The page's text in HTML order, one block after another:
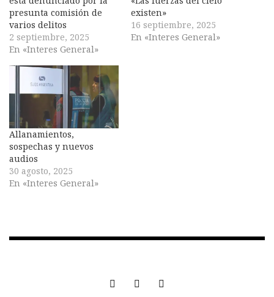
presunta comisión de
varios delitos
2 septiembre, 2025
En «Interes General»
existen»
16 septiembre, 2025
En «Interes General»
Allanamientos,
sospechas y nuevos
audios
30 agosto, 2025
En «Interes General»